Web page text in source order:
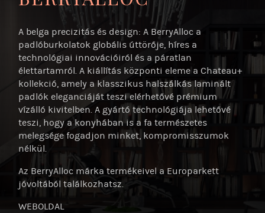
A belga precizitás és design: A BerryAlloc a
padlóburkolatok globális úttörője, híres a
technológiai innovációiról és a páratlan
élettartamról. A kiállítás központi eleme a Chateau+
kollekció, amely a klasszikus halszálkás laminált
padlók eleganciáját teszi elérhetővé prémium
vízálló kivitelben. A gyártó technológiája lehetővé
teszi, hogy a konyhában is a fa természetes
melegsége fogadjon minket, kompromisszumok
nélkül.
Az BerryAlloc márka termékeivel a Europarkett
jóvoltából találkozhatsz.
WEBOLDAL